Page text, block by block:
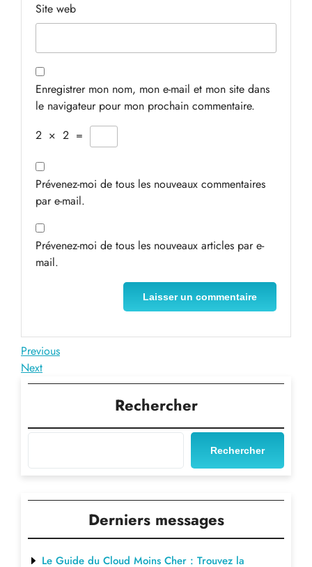
Site web
Enregistrer mon nom, mon e-mail et mon site dans
le navigateur pour mon prochain commentaire.
2 × 2 =
Prévenez-moi de tous les nouveaux commentaires
par e-mail.
Prévenez-moi de tous les nouveaux articles par e-
mail.
Navigation
de
Previous
Post
Previous
Next
Post
Next
Rechercher
Rechercher
Derniers messages
Le Guide du Cloud Moins Cher : Trouvez la